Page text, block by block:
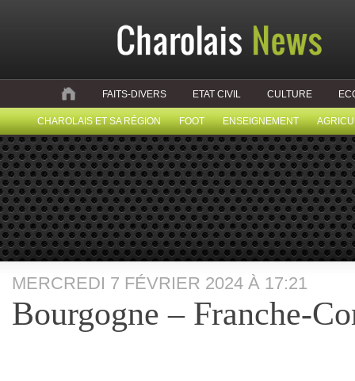
FAITS-DIVERS ETAT CIVIL CULTURE
CHAROLAIS ET SA RÉGION FOOT ENSEIGNEMENT
MERCREDI 7 FÉVRIER 2024 À 17:21
Bourgogne – Franche-